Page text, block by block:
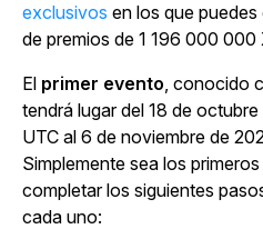
exclusivos en los que
de premios de 1 196 000 000
El primer evento, conocido
tendrá lugar del 18 de
UTC al 6 de noviembre de
Simplemente sea los
completar los siguientes
cada uno: